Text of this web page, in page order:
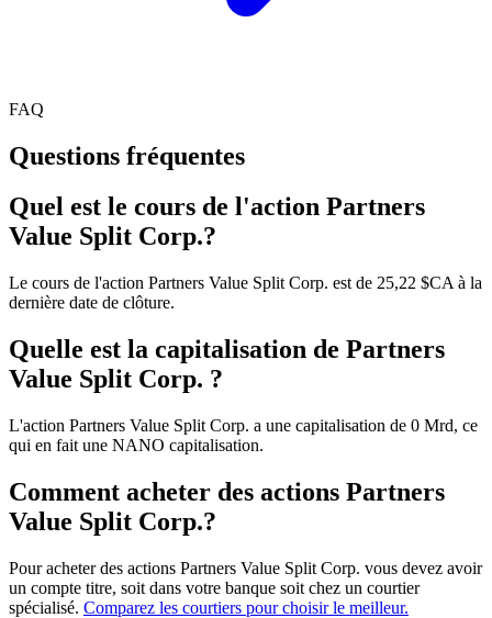
FAQ
Questions fréquentes
Quel est le cours de l'action Partners
Value Split Corp.?
Le cours de l'action Partners Value Split Corp. est de 25,22 $CA à la
dernière date de clôture.
Quelle est la capitalisation de Partners
Value Split Corp. ?
L'action Partners Value Split Corp. a une capitalisation de 0 Mrd, ce
qui en fait une NANO capitalisation.
Comment acheter des actions Partners
Value Split Corp.?
Pour acheter des actions Partners Value Split Corp. vous devez avoir
un compte titre, soit dans votre banque soit chez un courtier
spécialisé. Comparez les courtiers pour choisir le meilleur.